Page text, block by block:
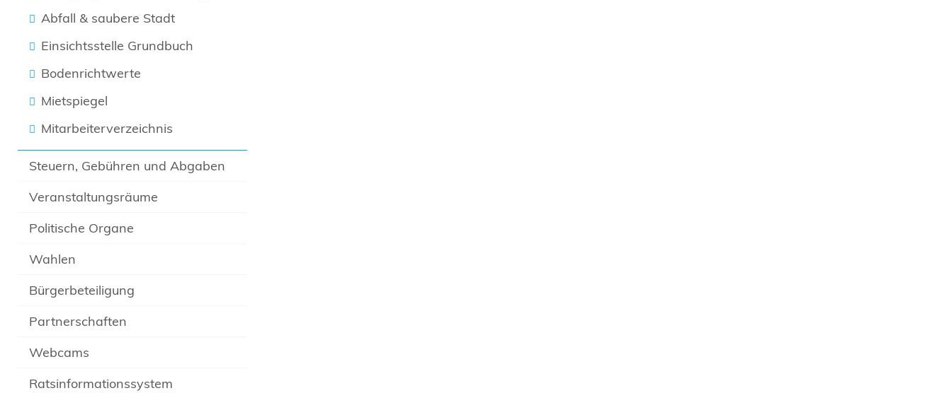
Abfall & saubere Stadt
Einsichtsstelle Grundbuch
Bodenrichtwerte
Mietspiegel
Mitarbeiterverzeichnis
Steuern, Gebühren und Abgaben
Veranstaltungsräume
Politische Organe
Wahlen
Bürgerbeteiligung
Partnerschaften
Webcams
Ratsinformationssystem